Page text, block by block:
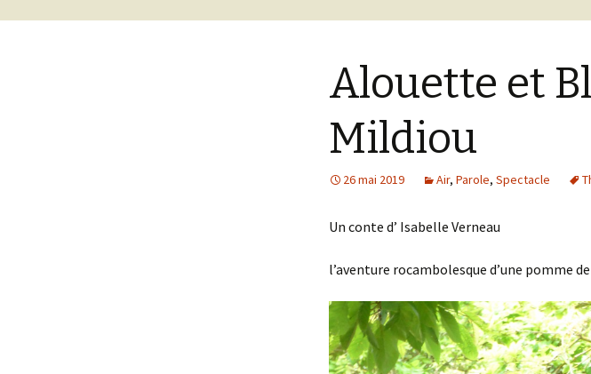
Alouette et
Mildiou
26 mai 2019 Air, Parole, Spectacle
Un conte d’ Isabelle Verneau
l’aventure rocambolesque d’une pomme